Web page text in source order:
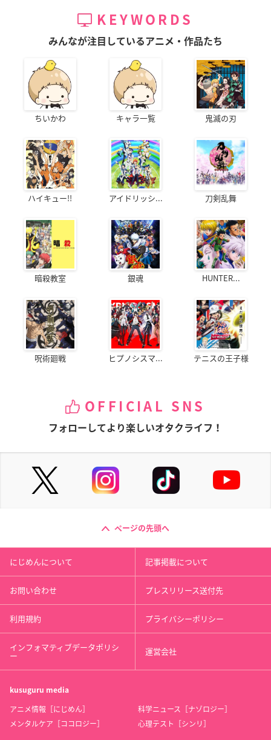
KEYWORDS
みんなが注目しているアニメ・作品たち
ちいかわ キャラ一覧 鬼滅の刃
ハイキュー!! アイドリッシ... 刀剣乱舞
暗殺教室 銀魂 HUNTER...
呪術廻戦 ヒプノシスマ... テニスの王子様
OFFICIAL SNS
フォローしてより楽しいオタクライフ！
ページの先頭へ
にじめんについて 記事掲載について
お問い合わせ プレスリリース送付先
利用規約 プライバシーポリシー
インフォマティブデータポリシ
ー 運営会社
kusuguru media
アニメ情報［にじめん］
科学ニュース［ナゾロジー］
メンタルケア［ココロジー］
心理テスト［シンリ］